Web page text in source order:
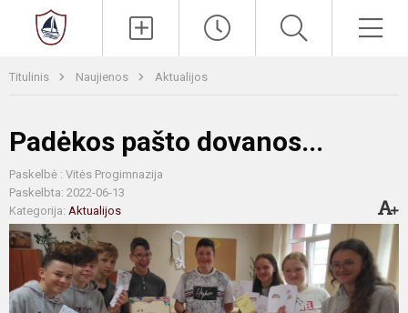
Titulinis Naujienos Aktualijos
Padėkos pašto dovanos...
Paskelbė : Vitės Progimnazija
Paskelbta: 2022-06-13
Kategorija: Aktualijos